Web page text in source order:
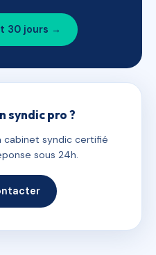
30 jours →
syndic pro ?
cabinet syndic certifié
sous 24h.